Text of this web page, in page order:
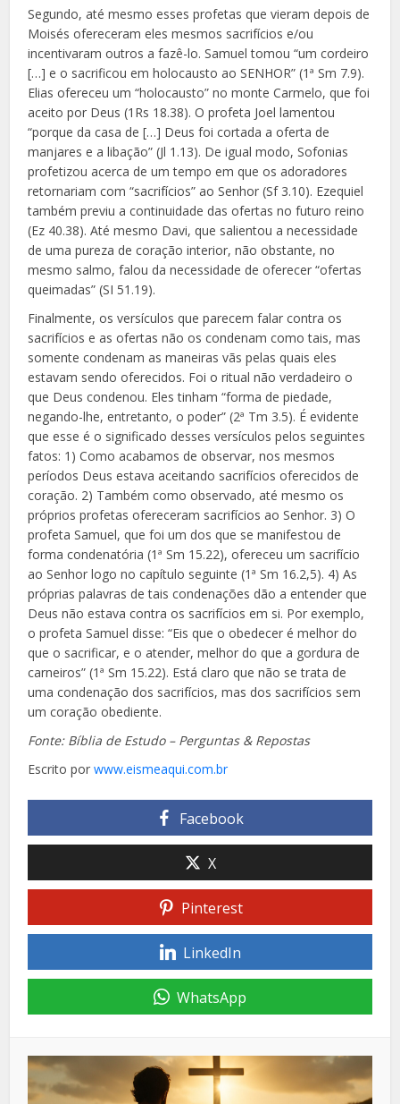
Segundo, até mesmo esses profetas que vieram depois de
Moisés ofereceram eles mesmos sacrifícios e/ou
incentivaram outros a fazê-lo. Samuel tomou “um cordeiro
[…] e o sacrificou em holocausto ao SENHOR” (1ª Sm 7.9).
Elias ofereceu um “holocausto” no monte Carmelo, que foi
aceito por Deus (1Rs 18.38). O profeta Joel lamentou
“porque da casa de […] Deus foi cortada a oferta de
manjares e a libação” (Jl 1.13). De igual modo, Sofonias
profetizou acerca de um tempo em que os adoradores
retornariam com “sacrifícios” ao Senhor (Sf 3.10). Ezequiel
também previu a continuidade das ofertas no futuro reino
(Ez 40.38). Até mesmo Davi, que salientou a necessidade
de uma pureza de coração interior, não obstante, no
mesmo salmo, falou da necessidade de oferecer “ofertas
queimadas” (SI 51.19).
Finalmente, os versículos que parecem falar contra os
sacrifícios e as ofertas não os condenam como tais, mas
somente condenam as maneiras vãs pelas quais eles
estavam sendo oferecidos. Foi o ritual não verdadeiro o
que Deus condenou. Eles tinham “forma de piedade,
negando-lhe, entretanto, o poder” (2ª Tm 3.5). É evidente
que esse é o significado desses versículos pelos seguintes
fatos: 1) Como acabamos de observar, nos mesmos
períodos Deus estava aceitando sacrifícios oferecidos de
coração. 2) Também como observado, até mesmo os
próprios profetas ofereceram sacrifícios ao Senhor. 3) O
profeta Samuel, que foi um dos que se manifestou de
forma condenatória (1ª Sm 15.22), ofereceu um sacrifício
ao Senhor logo no capítulo seguinte (1ª Sm 16.2,5). 4) As
próprias palavras de tais condenações dão a entender que
Deus não estava contra os sacrifícios em si. Por exemplo,
o profeta Samuel disse: “Eis que o obedecer é melhor do
que o sacrificar, e o atender, melhor do que a gordura de
carneiros” (1ª Sm 15.22). Está claro que não se trata de
uma condenação dos sacrifícios, mas dos sacrifícios sem
um coração obediente.
Fonte: Bíblia de Estudo – Perguntas & Repostas
Escrito porwww.eismeaqui.com.br
Facebook
X
Pinterest
LinkedIn
WhatsApp